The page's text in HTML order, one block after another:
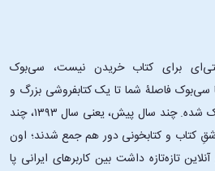
برای کتاب خریدن نیست، سی‌بوک
سی‌بوک فاصلۀ شما تا یک کتابفروشی بزرگ و
پروپیمون تنها به اندازۀ یک کلیک شده. چند سال پیش، یعنی سال ۱۳۹۳، چند
کتاب و کتابخونی دور هم جمع شدند؛ اون‌
تازه‌تازه داشت بین کاربرهای ایرانی پا